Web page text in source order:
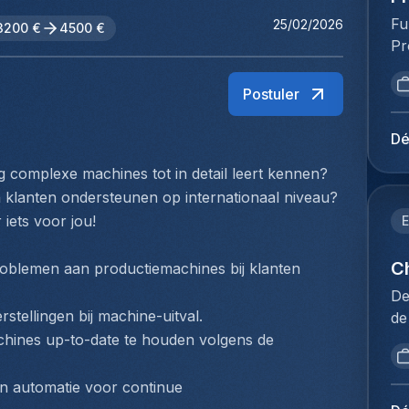
€ 4500 € 25/02/2026
Postuler
complexe machines tot in detail leert kennen?
ondersteunen op internationaal niveau?
iets voor jou!
aan productiemachines bij klanten
bij machine-uitval.
up-to-date te houden volgens de
automatie voor continue